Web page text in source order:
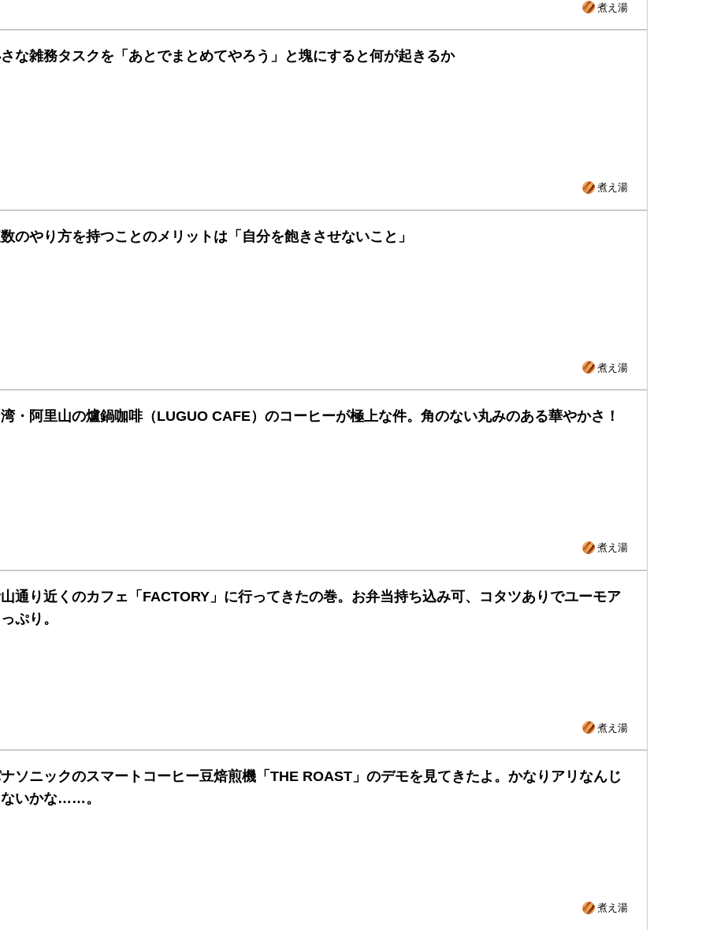
煮え湯
な雑務タスクを「あとでまとめてやろう」と塊にすると何が起きるか
煮え湯
のやり方を持つことのメリットは「自分を飽きさせないこと」
煮え湯
・阿里山の爐鍋咖啡（LUGUO CAFE）のコーヒーが極上な件。角のない丸みのある華やかさ！
煮え湯
通り近くのカフェ「FACTORY」に行ってきたの巻。お弁当持ち込み可、コタツありでユーモア
ぷり。
煮え湯
ソニックのスマートコーヒー豆焙煎機「THE ROAST」のデモを見てきたよ。かなりアリなんじ
いかな……。
煮え湯